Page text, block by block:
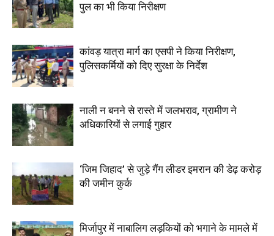
पुल का भी किया निरीक्षण
कांवड़ यात्रा मार्ग का एसपी ने किया निरीक्षण,
पुलिसकर्मियों को दिए सुरक्षा के निर्देश
नाली न बनने से रास्ते में जलभराव, ग्रामीण ने
अधिकारियों से लगाई गुहार
‘जिम जिहाद’ से जुड़े गैंग लीडर इमरान की डेढ़ करोड़
की जमीन कुर्क
मिर्जापुर में नाबालिग लड़कियों को भगाने के मामले में